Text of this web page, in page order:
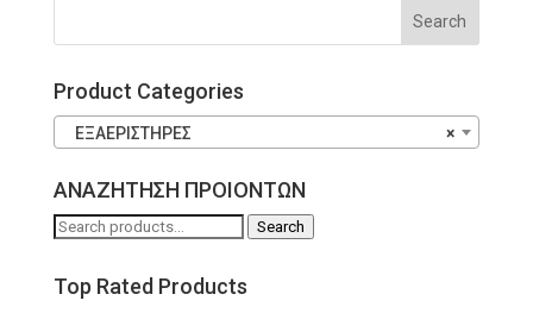
Product Categories
×
ΕΞΑΕΡΙΣΤΗΡΕΣ
ΑΝΑΖΗΤΗΣΗ ΠΡΟΙΟΝΤΩΝ
Search
Search
Top Rated Products